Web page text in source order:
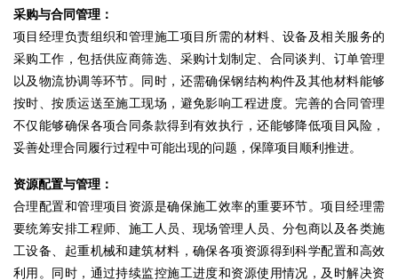
采购与合同管理：
项目经理负责组织和管理施工项目所需的材料、设备及相关服务的
采购工作，包括供应商筛选、采购计划制定、合同谈判、订单管理
以及物流协调等环节。同时，还需确保钢结构构件及其他材料能够
按时、按质运送至施工现场，避免影响工程进度。完善的合同管理
不仅能够确保各项合同条款得到有效执行，还能够降低项目风险 ，
妥善处理合同履行过程中可能出现的问题，保障项目顺利推进。
资源配置与管理：
合理配置和管理项目资源是确保施工效率的重要环节。项目经理需
要统筹安排工程师、施工人员、现场管理人员、分包商以及各类施
工设备、起重机械和建筑材料，确保各项资源得到科学配置和高效
利用。同时，通过持续监控施工进度和资源使用情况，及时解决资